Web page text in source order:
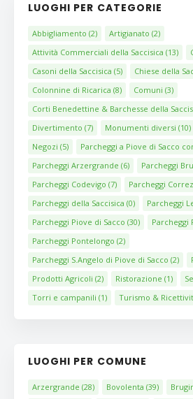
LUOGHI PER CATEGORIE
Abbigliamento (2) Artigianato (2)
Attività Commerciali della Saccisica (13)
Casoni della Saccisica (5) Chiese della
Colonnine di Ricarica (8) Comuni (3)
Corti Benedettine & Barchesse della
Divertimento (7) Monumenti diversi (10)
Negozi (5) Parcheggi a Piove di Sacco
Parcheggi Arzergrande (6) Parcheggi
Parcheggi Codevigo (7) Parcheggi
Parcheggi della Saccisica (0) Parcheggi
Parcheggi Piove di Sacco (30) Parcheggi
Parcheggi Pontelongo (2)
Parcheggi S.Angelo di Piove di Sacco (2)
Prodotti Agricoli (2) Ristorazione (1)
Torri e campanili (1) Turismo &
LUOGHI PER COMUNE
Arzergrande (28) Bovolenta (39)